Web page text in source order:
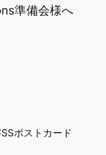
準備会様へ
ポストカード